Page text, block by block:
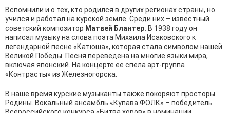
Вспомнили и о тех, кто родился в других регионах страны, но
учился и работал на курской земле. Среди них – известный
советский композитор Матвей Блантер. В 1938 году он
написал музыку на слова поэта Михаила Исаковского к
легендарной песне «Катюша», которая стала символом нашей
Великой Победы. Песня переведена на многие языки мира,
включая японский. На концерте ее спела арт-группа
«Контрасты» из Железногорска.
В наше время курские музыканты также покоряют просторы
Родины. Вокальный ансамбль «Купава ФОЛК» – победитель